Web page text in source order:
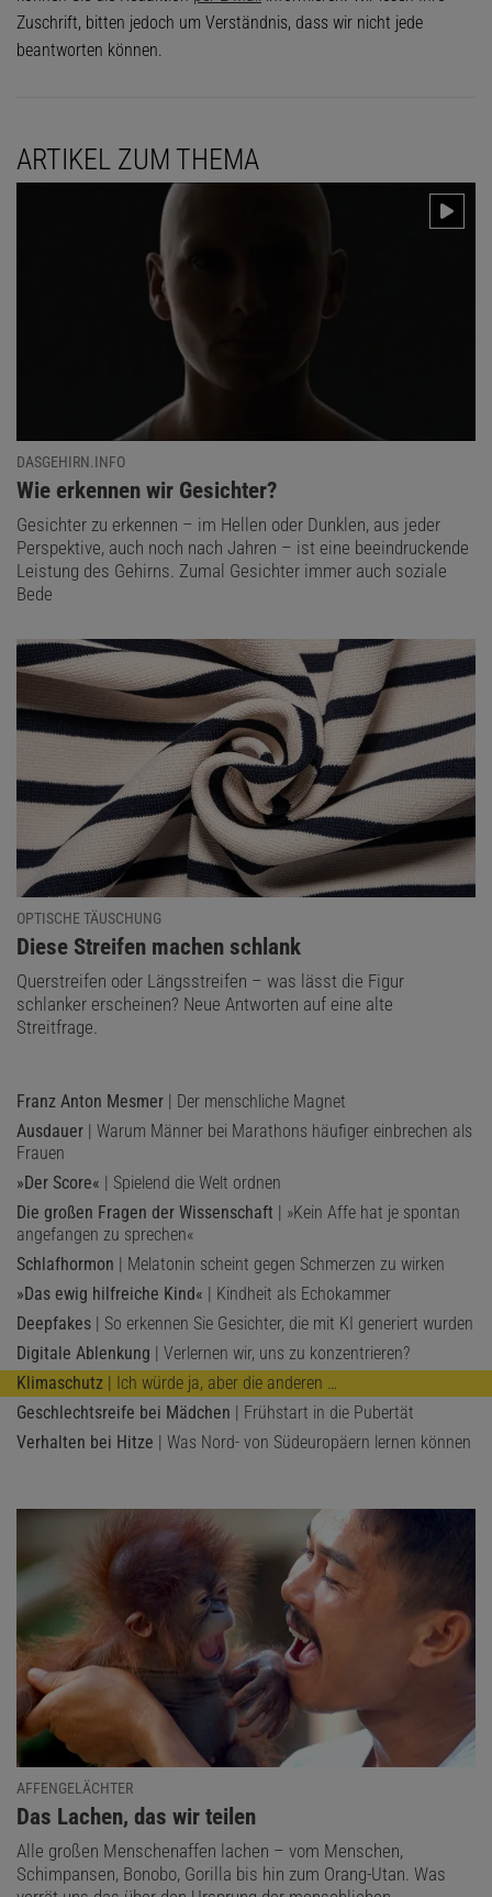
Zuschrift, bitten jedoch um Verständnis, dass wir nicht jede
beantworten können.
ARTIKEL ZUM THEMA
DASGEHIRN.INFO
:
Wie erkennen wir Gesichter?
Gesichter zu erkennen – im Hellen oder Dunklen, aus jeder
Perspektive, auch noch nach Jahren – ist eine beeindruckende
Leistung des Gehirns. Zumal Gesichter immer auch soziale
Bede
OPTISCHE TÄUSCHUNG
:
Diese Streifen machen schlank
Querstreifen oder Längsstreifen – was lässt die Figur
schlanker erscheinen? Neue Antworten auf eine alte
Streitfrage.
Franz Anton Mesmer | Der menschliche Magnet
Ausdauer | Warum Männer bei Marathons häufiger einbrechen als
Frauen
»Der Score« | Spielend die Welt ordnen
Die großen Fragen der Wissenschaft | »Kein Affe hat je spontan
angefangen zu sprechen«
Schlafhormon | Melatonin scheint gegen Schmerzen zu wirken
»Das ewig hilfreiche Kind« | Kindheit als Echokammer
Deepfakes | So erkennen Sie Gesichter, die mit KI generiert wurden
Digitale Ablenkung | Verlernen wir, uns zu konzentrieren?
Klimaschutz | Ich würde ja, aber die anderen …
Geschlechtsreife bei Mädchen | Frühstart in die Pubertät
Verhalten bei Hitze | Was Nord- von Südeuropäern lernen können
AFFENGELÄCHTER
:
Das Lachen, das wir teilen
Alle großen Menschenaffen lachen – vom Menschen,
Schimpansen, Bonobo, Gorilla bis hin zum Orang-Utan. Was